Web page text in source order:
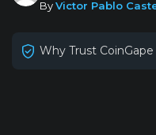
ByVictor Pablo
Why Trust CoinGape